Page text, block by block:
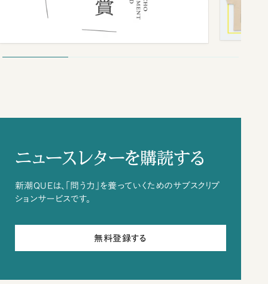
ニュースレターを購読する
新潮QUEは、「問う力」を養っていくためのサブスクリプ
ションサービスです。
無料登録する